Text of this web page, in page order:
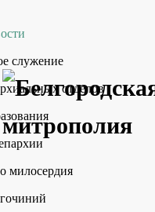
служение
отделов
милосердия